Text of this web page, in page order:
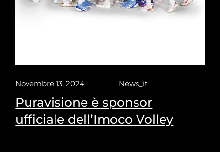
Novembre 13, 2024 News_it
Puravisione è sponsor
ufficiale dell’Imoco Volley